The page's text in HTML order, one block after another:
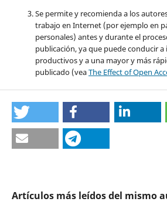
Se permite y recomienda a los
trabajo en Internet (por ejemplo en
personales) antes y durante el
publicación, ya que puede conducir
productivos y a una mayor y más
publicado (veaThe Effect of Open
Artículos más leídos del mismo